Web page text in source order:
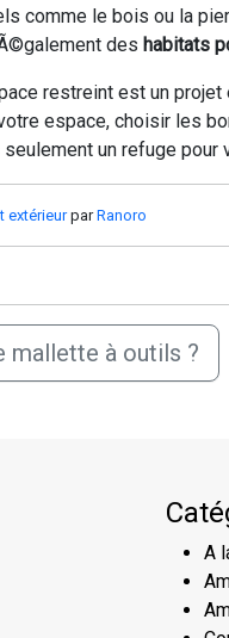
comme le bois ou la
des habitats
restreint est un projet
espace, choisir les
seulement un refuge
extérieurparRanoro
mallette à outils ?
A